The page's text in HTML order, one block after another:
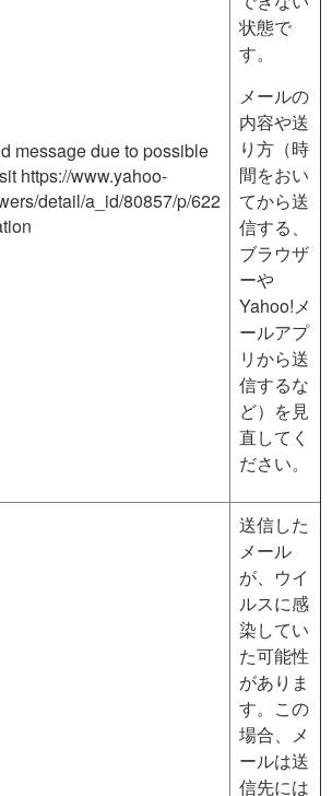
message due to possible
https://www.yahoo-
detail/a_id/80857/p/622
状態で
す。
メールの
内容や送
り方（時
間をおい
てから送
信する、
ブラウザ
ーや
Yahoo!メ
ールアプ
リから送
信するな
ど）を見
直してく
ださい。
送信した
メール
が、ウイ
ルスに感
染してい
た可能性
がありま
す。この
場合、メ
ールは送
信先には